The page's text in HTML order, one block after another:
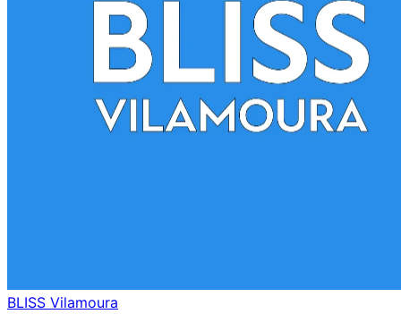
BLISS Vilamoura